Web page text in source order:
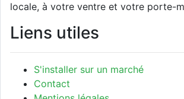
locale, à votre ventre et votre porte-
Liens utiles
S'installer sur un marché
Contact